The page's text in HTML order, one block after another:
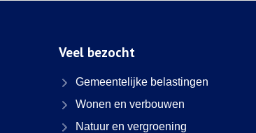
Veel bezocht
Gemeentelijke belastingen
Wonen en verbouwen
Natuur en vergroening